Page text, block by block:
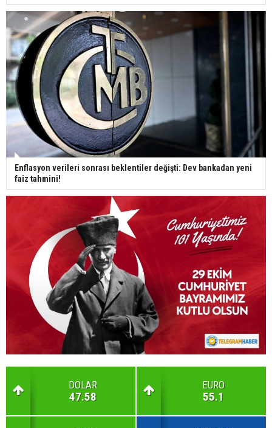
Enflasyon verileri sonrası beklentiler değişti: Dev bankadan yeni
faiz tahmini!
DOLAR
47.58
EURO
55.1